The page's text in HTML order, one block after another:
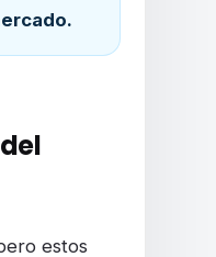
estos